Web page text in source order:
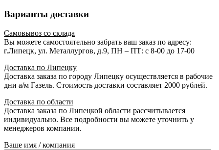
Варианты доставки
Самовывоз со склада
Вы можете самостоятельно забрать ваш заказ по адресу:
г.Липецк, ул. Металлургов, д.9, ПН – ПТ: с 8-00 до 17-00
Доставка по Липецку
Доставка заказа по городу Липецку осуществляется в рабочие
дни а/м Газель. Стоимость доставки составляет 2000 рублей.
Доставка по области
Доставка заказа по Липецкой области рассчитывается
индивидуально. Все подробности вы можете уточнить у
менеджеров компании.
Ваше имя / компания